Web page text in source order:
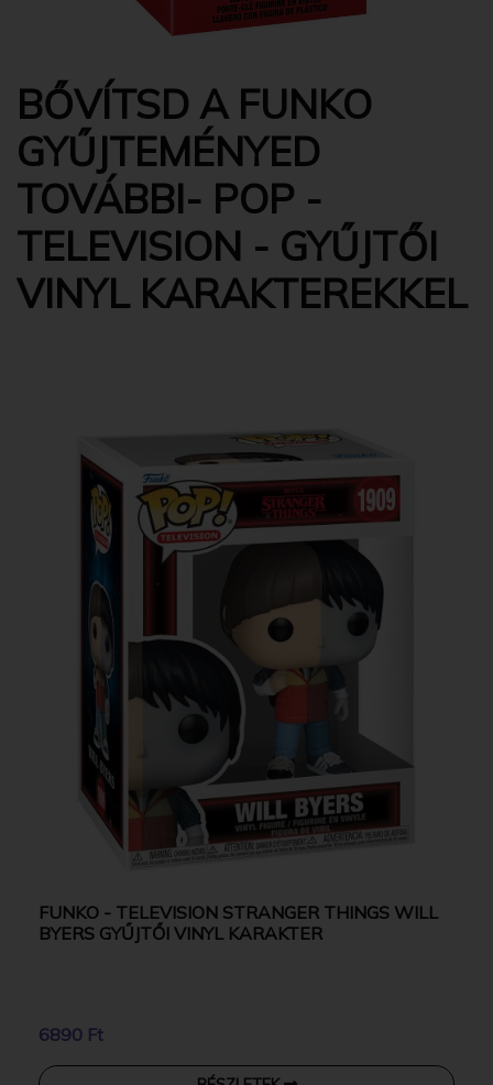
BŐVÍTSD A FUNKO
GYŰJTEMÉNYED
TOVÁBBI- POP -
TELEVISION - GYŰJTŐI
VINYL KARAKTEREKKEL
FUNKO - TELEVISION STRANGER THINGS WILL
BYERS GYŰJTŐI VINYL KARAKTER
6890 Ft